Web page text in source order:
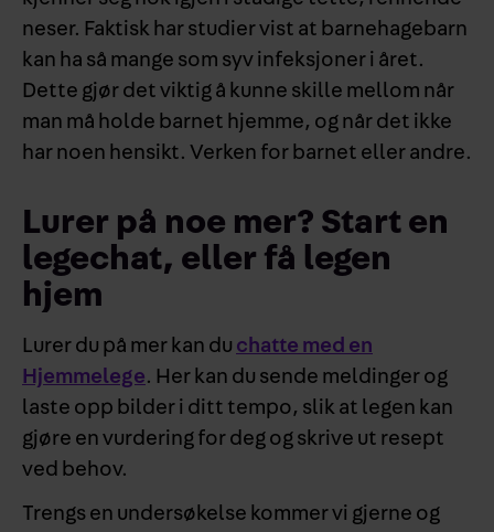
neser. Faktisk har studier vist at barnehagebarn
kan ha så mange som syv infeksjoner i året.
Dette gjør det viktig å kunne skille mellom når
man må holde barnet hjemme, og når det ikke
har noen hensikt. Verken for barnet eller andre.
Lurer på noe mer? Start en
legechat, eller få legen
hjem
Lurer du på mer kan du chatte med en
Hjemmelege. Her kan du sende meldinger og
laste opp bilder i ditt tempo, slik at legen kan
gjøre en vurdering for deg og skrive ut resept
ved behov.
Trengs en undersøkelse kommer vi gjerne og